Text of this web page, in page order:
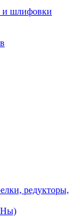
и шлифовки
редукторы,